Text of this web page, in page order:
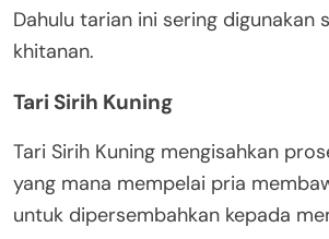
Dahulu tarian ini sering digunakan
khitanan.
Tari Sirih Kuning
Tari Sirih Kuning mengisahkan
yang mana mempelai pria
untuk dipersembahkan kepada